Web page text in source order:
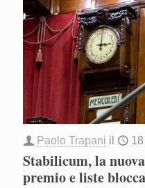
Paolo Trapani il
Stabilicum, la
premio e liste